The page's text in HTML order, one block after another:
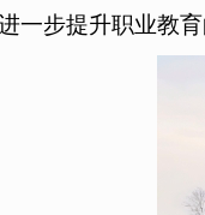
一步提升职业教